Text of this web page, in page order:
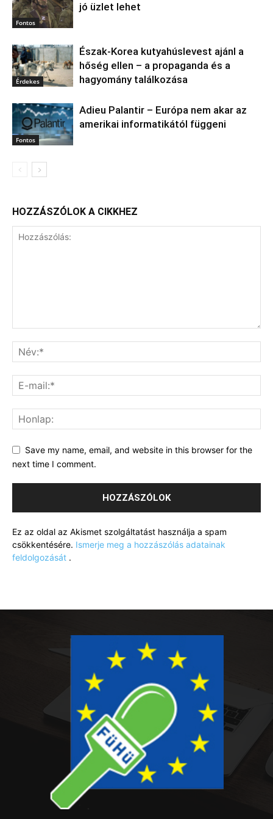
Fontos
jó üzlet lehet
Érdekes
Észak‑Korea kutyahúslevest ajánl a
hőség ellen – a propaganda és a
hagyomány találkozása
Fontos
Adieu Palantir – Európa nem akar az
amerikai informatikától függeni
HOZZÁSZÓLOK A CIKKHEZ
Save my name, email, and website in this browser for the
next time I comment.
Ez az oldal az Akismet szolgáltatást használja a spam
csökkentésére. Ismerje meg a hozzászólás adatainak
feldolgozását .